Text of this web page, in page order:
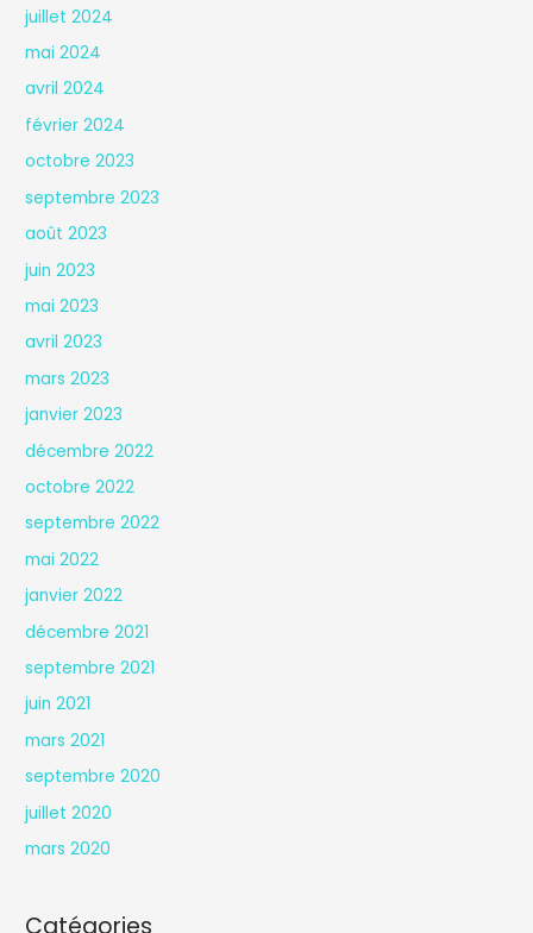
juillet 2024
mai 2024
avril 2024
février 2024
octobre 2023
septembre 2023
août 2023
juin 2023
mai 2023
avril 2023
mars 2023
janvier 2023
décembre 2022
octobre 2022
septembre 2022
mai 2022
janvier 2022
décembre 2021
septembre 2021
juin 2021
mars 2021
septembre 2020
juillet 2020
mars 2020